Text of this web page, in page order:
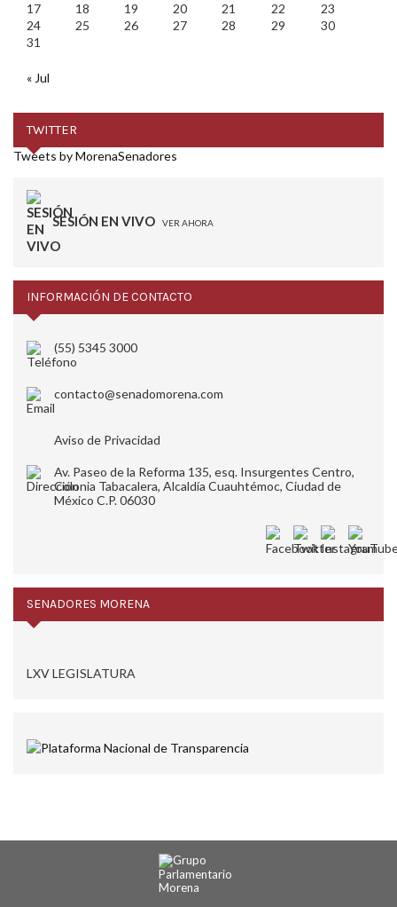
17
18 19 20 21 22
23
24
25 26 27 28 29
30
31
« Jul
TWITTER
Tweets by MorenaSenadores
SESIÓN EN VIVO VER AHORA
INFORMACIÓN DE CONTACTO
(55) 5345 3000
contacto@senadomorena.com
Aviso de Privacidad
Av. Paseo de la Reforma 135, esq. Insurgentes Centro,
Colonia Tabacalera, Alcaldía Cuauhtémoc, Ciudad de
México C.P. 06030
SENADORES MORENA
LXV LEGISLATURA